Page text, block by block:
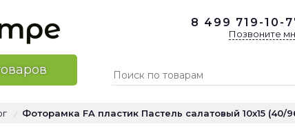
8 499 719-10-
Позвоните
/ Фоторамка FA пластик Пастель салатовый 10x15 (40/